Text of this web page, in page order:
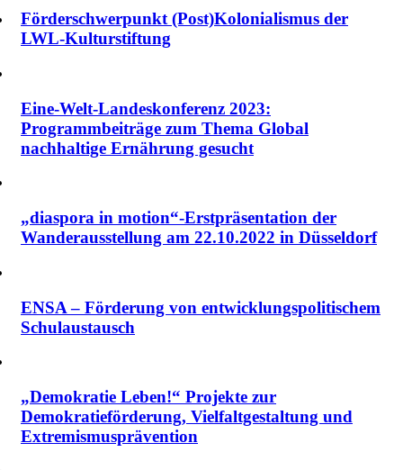
Förderschwerpunkt (Post)Kolonialismus der
LWL-Kulturstiftung
Eine-Welt-Landeskonferenz 2023:
Programmbeiträge zum Thema Global
nachhaltige Ernährung gesucht
„diaspora in motion“-Erstpräsentation der
Wanderausstellung am 22.10.2022 in Düsseldorf
ENSA – Förderung von entwicklungspolitischem
Schulaustausch
„Demokratie Leben!“ Projekte zur
Demokratieförderung, Vielfalt­gestaltung und
Extremismus­prävention